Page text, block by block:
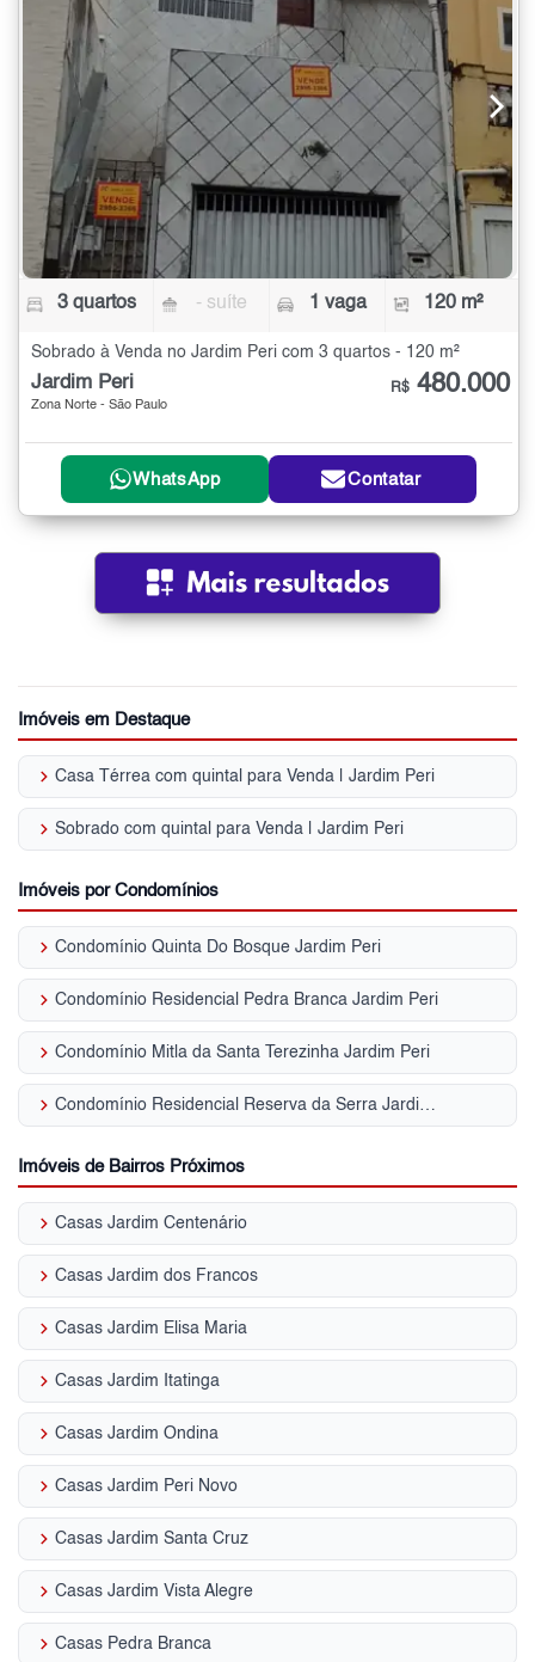
3 quartos - suíte 1 vaga 120 m²
Sobrado à Venda no Jardim Peri com 3 quartos - 120 m²
Jardim Peri
Zona Norte - São Paulo
R$ 480.000
WhatsApp Contatar
Imóveis em Destaque
keyboard_arrow_right Casa Térrea com quintal para Venda | Jardim Peri
keyboard_arrow_right Sobrado com quintal para Venda | Jardim Peri
Imóveis por Condomínios
keyboard_arrow_right Condomínio Quinta Do Bosque Jardim Peri
keyboard_arrow_right Condomínio Residencial Pedra Branca Jardim Peri
keyboard_arrow_right Condomínio Mitla da Santa Terezinha Jardim Peri
keyboard_arrow_right Condomínio Residencial Reserva da Serra Jardim Peri
Imóveis de Bairros Próximos
keyboard_arrow_right Casas Jardim Centenário
keyboard_arrow_right Casas Jardim dos Francos
keyboard_arrow_right Casas Jardim Elisa Maria
keyboard_arrow_right Casas Jardim Itatinga
keyboard_arrow_right Casas Jardim Ondina
keyboard_arrow_right Casas Jardim Peri Novo
keyboard_arrow_right Casas Jardim Santa Cruz
keyboard_arrow_right Casas Jardim Vista Alegre
keyboard_arrow_right Casas Pedra Branca